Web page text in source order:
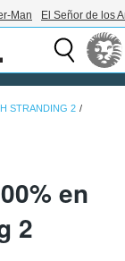
Man El Señor de los
STRANDING 2
en
2